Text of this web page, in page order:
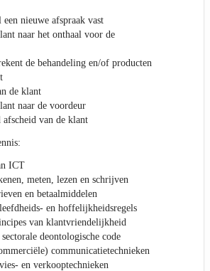
een nieuwe afspraak vast
naar het onthaal voor de
de behandeling en/of producten
de klant
naar de voordeur
afscheid van de klant
ICT
meten, lezen en schrijven
en betaalmiddelen
en hoffelijkheidsregels
van klantvriendelijkheid
deontologische code
communicatietechnieken
en verkooptechnieken